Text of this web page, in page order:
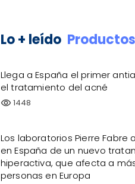
Lo + leído Productos
Llega a España el primer
el tratamiento del acné
visibility 1448
Los laboratorios Pierre Fabre
en España de un nuevo
hiperactiva, que afecta a
personas en Europa